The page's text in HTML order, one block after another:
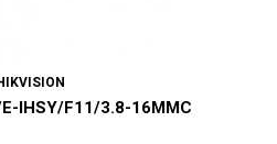
IHSY/F11/3.8-16MMC